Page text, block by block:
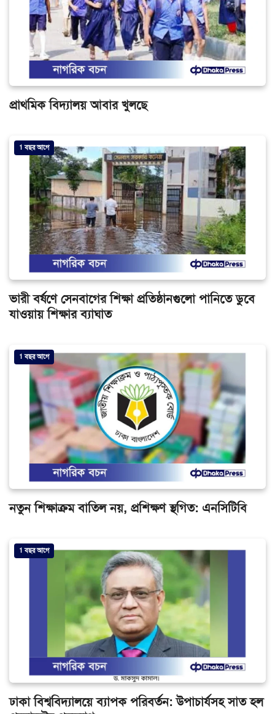
প্রাথমিক বিদ্যালয় আবার খুলছে
1 বছর আগে
ভারী বর্ষণে সেনবাগের শিক্ষা প্রতিষ্ঠানগুলো পানিতে ডুবে
যাওয়ায় শিক্ষার ব্যাঘাত
1 বছর আগে
নতুন শিক্ষাক্রম বাতিল নয়, প্রশিক্ষণ স্থগিত: এনসিটিবি
1 বছর আগে
ঢাকা বিশ্ববিদ্যালয়ে ব্যাপক পরিবর্তন: উপাচার্যসহ সাত হল